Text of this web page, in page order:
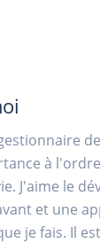
à
J'aime le
et une
je fais. Il